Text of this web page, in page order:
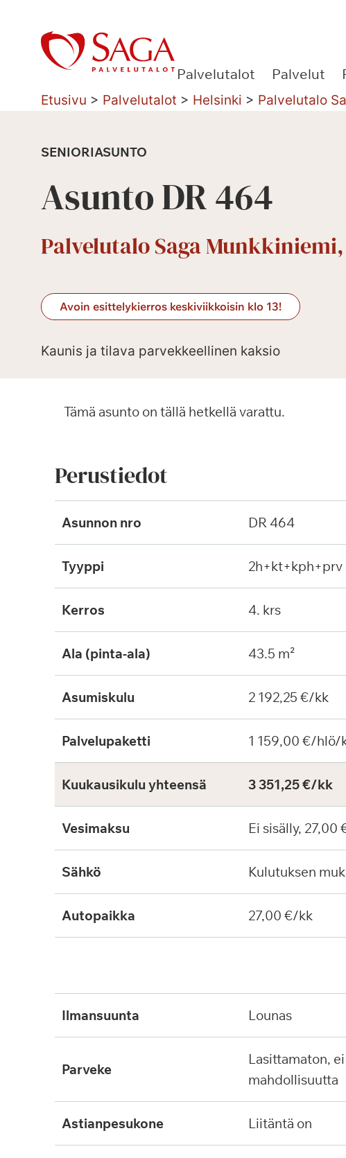
sisältöön
Palvelutalot Palvelut
Etusivu > Palvelutalot > Helsinki > Palvelutalo
SENIORIASUNTO
Asunto DR 464
Palvelutalo Saga
Avoin esittelykierros keskiviikkoisin klo 13!
Kaunis ja tilava parvekkeellinen kaksio
Tämä asunto on tällä hetkellä varattu.
Perustiedot
Asunnon nro DR 464
Tyyppi 2h+kt+kph+prv
Kerros 4. krs
Ala (pinta-ala) 43.5 m²
Asumiskulu 2 192,25 €/kk
Palvelupaketti 1 159,00 €/hlö/
Kuukausikulu yhteensä 3 351,25 €/kk
Vesimaksu Ei sisälly,
Sähkö Kulutuksen
Autopaikka 27,00 €/kk
ilmansuunta lounas
parveke
lasittamaton, ei lasitus
mahdollisuutta
astianpesukone liitäntä on